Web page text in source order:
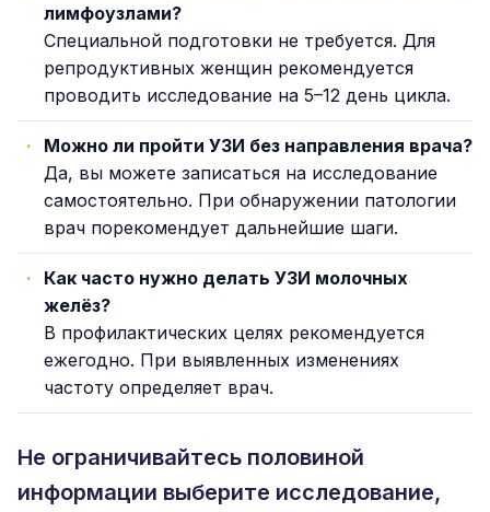
лимфоузлами?
Специальной подготовки не требуется. Для
репродуктивных женщин рекомендуется
проводить исследование на 5–12 день цикла.
Можно ли пройти УЗИ без направления врача?
Да, вы можете записаться на исследование
самостоятельно. При обнаружении патологии
врач порекомендует дальнейшие шаги.
Как часто нужно делать УЗИ молочных
желёз?
В профилактических целях рекомендуется
ежегодно. При выявленных изменениях
частоту определяет врач.
Не ограничивайтесь половиной
информации выберите исследование,